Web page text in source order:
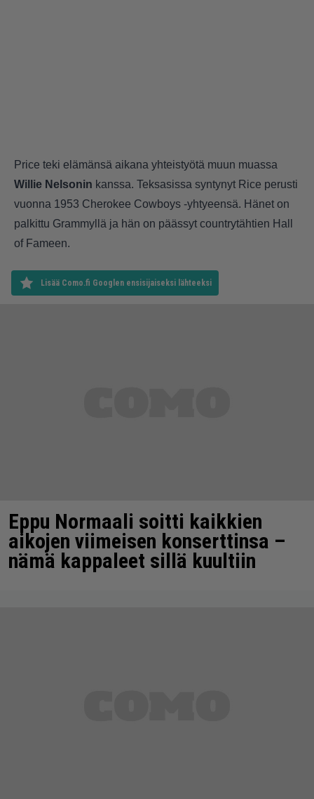
Price teki elämänsä aikana yhteistyötä muun muassa
Willie Nelsonin kanssa. Teksasissa syntynyt Rice perusti
vuonna 1953 Cherokee Cowboys -yhtyeensä. Hänet on
palkittu Grammyllä ja hän on päässyt countrytähtien Hall
of Fameen.
Lisää Como.fi Googlen ensisijaiseksi lähteeksi
Eppu Normaali soitti kaikkien
aikojen viimeisen konserttinsa –
nämä kappaleet sillä kuultiin